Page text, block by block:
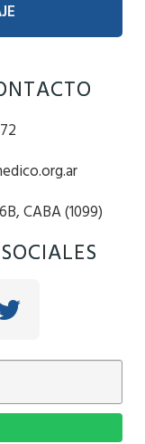
CABA (1099)